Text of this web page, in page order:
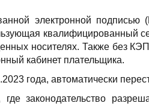
электронной
квалифицированный
носителях. Также без
кабинет плательщика.
года, автоматически
законодательство